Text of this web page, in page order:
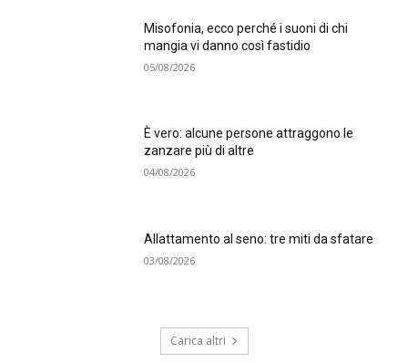
Misofonia, ecco perché i suoni di chi
mangia vi danno così fastidio
05/08/2026
È vero: alcune persone attraggono le
zanzare più di altre
04/08/2026
Allattamento al seno: tre miti da sfatare
03/08/2026
Carica altri